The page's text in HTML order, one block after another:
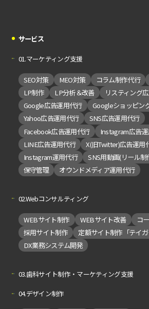
サービス
01.マーケティング支援
SEO対策 MEO対策 コラム制作代行
LP制作
LP分析＆改善
リスティング
Google広告運用代行
Googleショッピン
Yahoo広告運用代行
SNS広告運用代行
Facebook広告運用代行
Instagram広告
LINE広告運用代行
X(旧Twitter)広告運用
Instagram運用代行
SNS用動画(リール制
保守管理
オウンドメディア運用代行
02.Webコンサルティング
WEBサイト制作 WEBサイト改善
コ
採用サイト制作
定額サイト制作「テイガ
DX業務システム開発
03.歯科サイト制作・マーケティング支援
04.デザイン制作